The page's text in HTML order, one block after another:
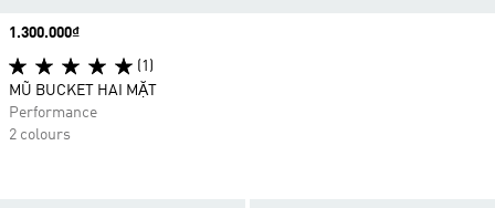
Price
1.300.000₫
(1)
MŨ BUCKET HAI MẶT
Performance
2 colours